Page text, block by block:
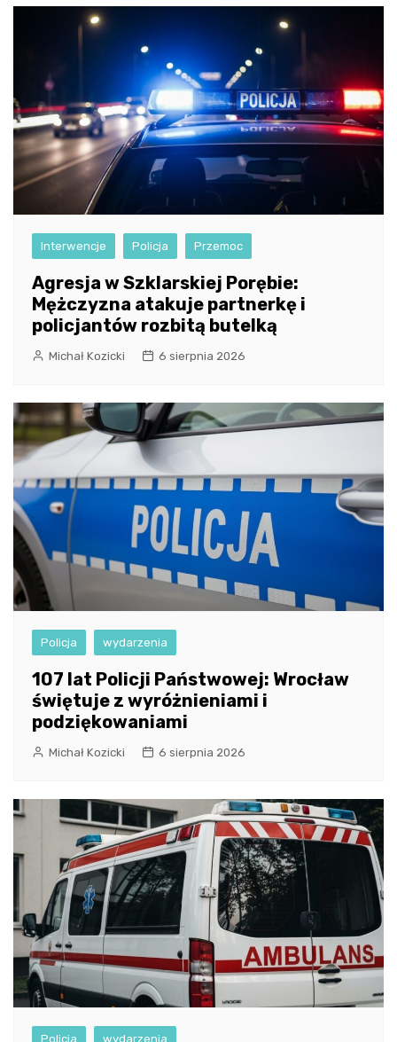
Interwencje Policja Przemoc
Agresja w Szklarskiej Porębie:
Mężczyzna atakuje partnerkę i
policjantów rozbitą butelką
Michał Kozicki 6 sierpnia 2026
Policja wydarzenia
107 lat Policji Państwowej: Wrocław
świętuje z wyróżnieniami i
podziękowaniami
Michał Kozicki 6 sierpnia 2026
Policja wydarzenia